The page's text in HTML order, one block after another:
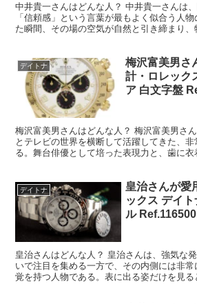
中井貴一さんはどんな人？ 中井貴一さんは
「信頼感」という言葉が最もよく似合う人
た瞬間、その場の空気が自然と引き締まり
デイトナ
梅沢富美男さ
計・ロレック
ア 白文字盤
梅沢富美男さんはどんな人？ 梅沢富美男さ
とテレビの世界を横断して活躍してきた、
る。舞台俳優として培った表現力と、歯に衣
デイトナ
皇治さんが愛
ックス デイ
ル
皇治さんはどんな人？ 皇治さんは、強気な
いで注目を集める一方で、その内側には非
覚を持つ人物である。表に出る姿だけを見る